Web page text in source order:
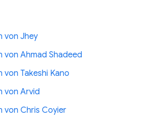
von Jhey
von Ahmad Shadeed
von Takeshi Kano
von Arvid
von Chris Coyier